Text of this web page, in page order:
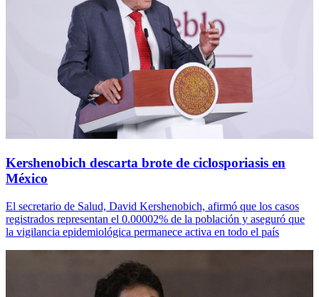
Kershenobich descarta brote de ciclosporiasis en
México
El secretario de Salud, David Kershenobich, afirmó que los casos
registrados representan el 0.00002% de la población y aseguró que
la vigilancia epidemiológica permanece activa en todo el país